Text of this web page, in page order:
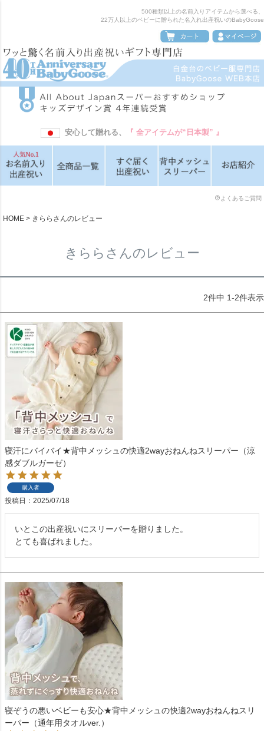
500種類以上の名前入りアイテムから選べる、
22万人以上のベビーに贈られた名入れ出産祝いのBabyGoose
安心して贈れる、 『 全アイテムが“日本製” 』
よくあるご質問
HOME きららさんのレビュー
きららさんのレビュー
2件中 1-2件表示
寝汗にバイバイ★背中メッシュの快適2wayおねんねスリーパー（涼
感ダブルガーゼ）
購入者
投稿日 2025/07/18
いとこの出産祝いにスリーパーを贈りました。
とても喜ばれました。
寝ぞうの悪いベビーも安心★背中メッシュの快適2wayおねんねスリ
ーパー（通年用タオルver.）